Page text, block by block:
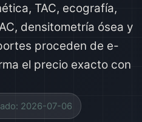
TAC, ecografía,
densitometría ósea y
proceden de e-
el precio exacto con
2026-07-06